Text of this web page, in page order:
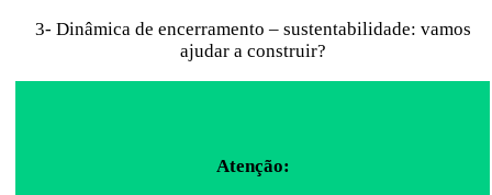
3- Dinâmica de encerramento – sustentabilidade: vamos
ajudar a construir?
Atenção: